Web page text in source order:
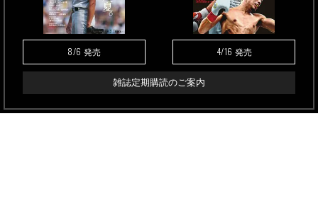
8/6 発売 4/16 発売
雑誌定期購読のご案内